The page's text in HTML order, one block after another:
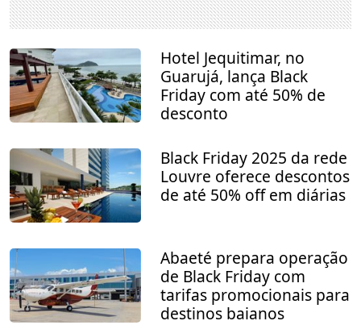
Hotel Jequitimar, no
Guarujá, lança Black
Friday com até 50% de
desconto
Black Friday 2025 da rede
Louvre oferece descontos
de até 50% off em diárias
Abaeté prepara operação
de Black Friday com
tarifas promocionais para
destinos baianos